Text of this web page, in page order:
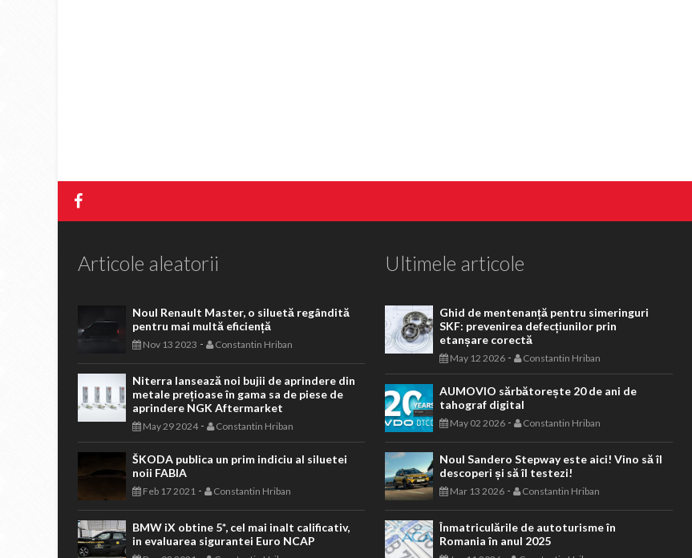
Articole aleatorii
Noul Renault Master, o siluetă regândită
pentru mai multă eficiență
Nov 13 2023 - Constantin Hriban
Niterra lansează noi bujii de aprindere din
metale prețioase în gama sa de piese de
aprindere NGK Aftermarket
May 29 2024- Constantin Hriban
ŠKODA publica un prim indiciu al siluetei
noii FABIA
Feb 17 2021 - Constantin Hriban
BMW iX obtine 5*, cel mai inalt calificativ,
in evaluarea sigurantei Euro NCAP
Ultimele articole
Ghid de mentenanță pentru simeringuri
SKF: prevenirea defecțiunilor prin
etanșare corectă
May 12 2026 - Constantin Hriban
AUMOVIO sărbătorește 20 de ani de
tahograf digital
May 02 2026 - Constantin Hriban
Noul Sandero Stepway este aici! Vino să îl
descoperi și să îl testezi!
Mar 13 2026 - Constantin Hriban
Înmatriculările de autoturisme în
Romania în anul 2025